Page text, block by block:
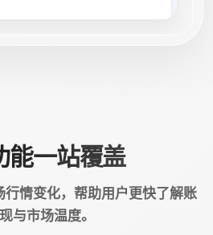
能一站覆盖
行情变化，帮助用户更快了解账
与市场温度。